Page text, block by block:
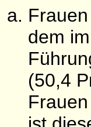
dem
(50,4